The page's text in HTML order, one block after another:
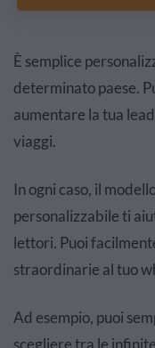
È semplice
determinato paese.
aumentare la tua
viaggi.
In ogni caso, il
personalizzabile ti
lettori. Puoi
straordinarie al tuo
Ad esempio, puoi